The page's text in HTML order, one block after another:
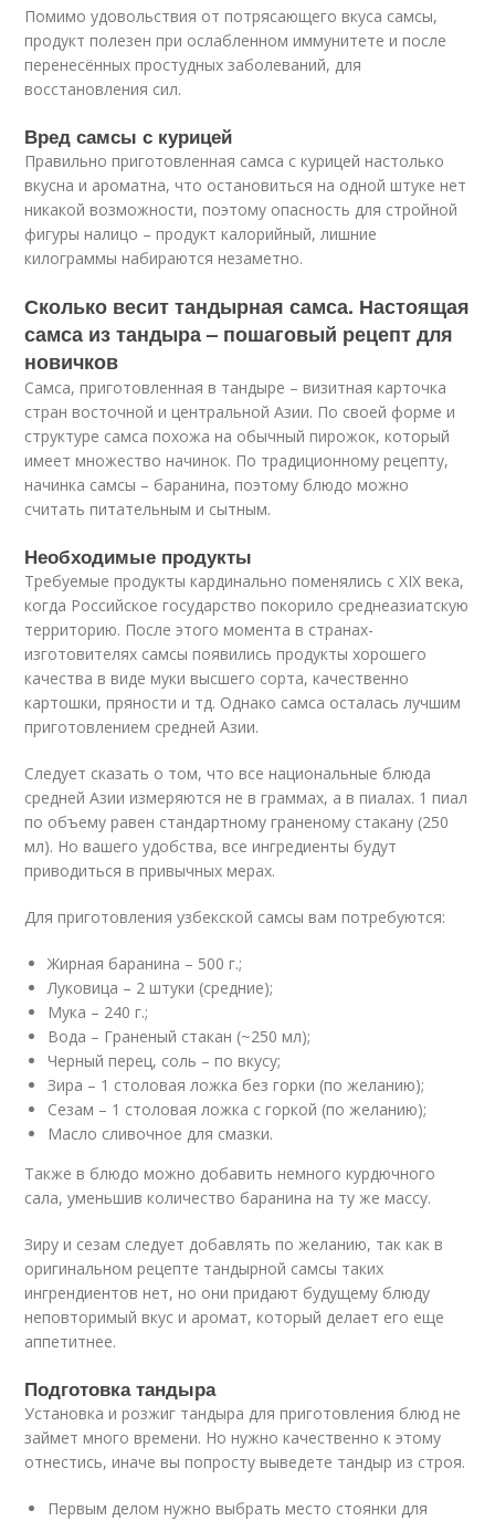
Помимо удовольствия от потрясающего вкуса самсы,
продукт полезен при ослабленном иммунитете и после
перенесённых простудных заболеваний, для
восстановления сил.
Вред самсы с курицей
Правильно приготовленная самса с курицей настолько
вкусна и ароматна, что остановиться на одной штуке нет
никакой возможности, поэтому опасность для стройной
фигуры налицо – продукт калорийный, лишние
килограммы набираются незаметно.
Сколько весит тандырная самса. Настоящая
самса из тандыра – пошаговый рецепт для
новичков
Самса, приготовленная в тандыре – визитная карточка
стран восточной и центральной Азии. По своей форме и
структуре самса похожа на обычный пирожок, который
имеет множество начинок. По традиционному рецепту,
начинка самсы – баранина, поэтому блюдо можно
считать питательным и сытным.
Необходимые продукты
Требуемые продукты кардинально поменялись с XIX века,
когда Российское государство покорило среднеазиатскую
территорию. После этого момента в странах-
изготовителях самсы появились продукты хорошего
качества в виде муки высшего сорта, качественно
картошки, пряности и тд. Однако самса осталась лучшим
приготовлением средней Азии.
Следует сказать о том, что все национальные блюда
средней Азии измеряются не в граммах, а в пиалах. 1 пиал
по объему равен стандартному граненому стакану (250
мл). Но вашего удобства, все ингредиенты будут
приводиться в привычных мерах.
Для приготовления узбекской самсы вам потребуются:
Жирная баранина – 500 г.;
Луковица – 2 штуки (средние);
Мука – 240 г.;
Вода – Граненый стакан (~250 мл);
Черный перец, соль – по вкусу;
Зира – 1 столовая ложка без горки (по желанию);
Сезам – 1 столовая ложка с горкой (по желанию);
Масло сливочное для смазки.
Также в блюдо можно добавить немного курдючного
сала, уменьшив количество баранина на ту же массу.
Зиру и сезам следует добавлять по желанию, так как в
оригинальном рецепте тандырной самсы таких
ингрендиентов нет, но они придают будущему блюду
неповторимый вкус и аромат, который делает его еще
аппетитнее.
Подготовка тандыра
Установка и розжиг тандыра для приготовления блюд не
займет много времени. Но нужно качественно к этому
отнестись, иначе вы попросту выведете тандыр из строя.
Первым делом нужно выбрать место стоянки для